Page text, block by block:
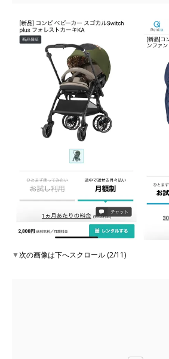
▼次の画像は下へスクロール (2/11)